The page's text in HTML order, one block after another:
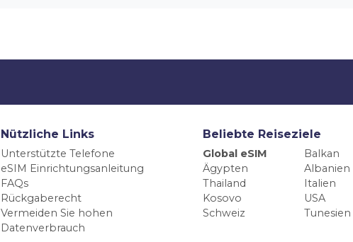
Nützliche Links
Unterstützte Telefone
eSIM Einrichtungsanleitung
FAQs
Rückgaberecht
Vermeiden Sie hohen
Datenverbrauch
Beliebte Reiseziele
Global eSIM
Balkan
Ägypten
Albanien
Thailand
Italien
Kosovo
USA
Schweiz
Tunesien